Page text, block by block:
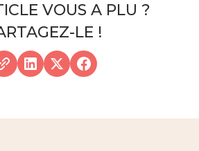
VOUS A PLU ?
LE !